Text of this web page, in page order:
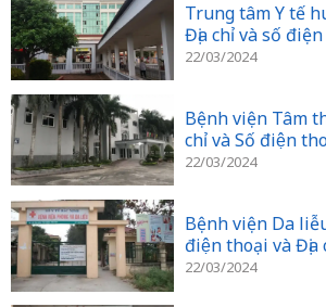
Trung tâm Y tế
Địa chỉ và số
22/03/2024
Bệnh viện Tâm
chỉ và Số điện
22/03/2024
Bệnh viện Da
điện thoại và Địa
22/03/2024